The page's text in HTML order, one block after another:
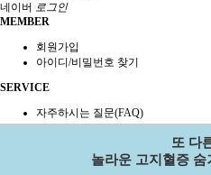
또 다
놀라운 고지혈증
네이버 로그인
MEMBER
회원가입
아이디/비밀번호 찾기
SERVICE
자주하시는 질문(FAQ)
1:1 문의